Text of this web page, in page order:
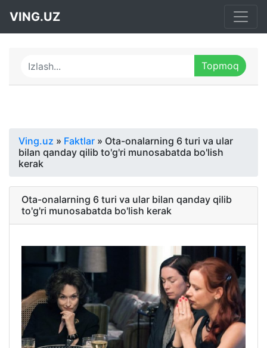
VING.UZ
Ving.uz » Faktlar » Ota-onalarning 6 turi va ular
bilan qanday qilib to'g'ri munosabatda bo'lish
kerak
Ota-onalarning 6 turi va ular bilan qanday qilib
to'g'ri munosabatda bo'lish kerak